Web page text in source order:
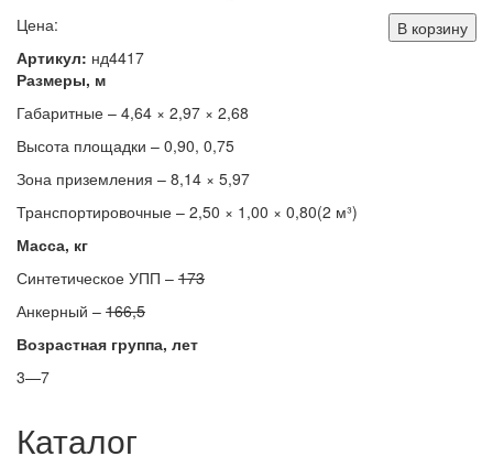
Цена:
В корзину
Артикул: нд4417
Размеры, м
Габаритные – 4,64 × 2,97 × 2,68
Высота площадки – 0,90, 0,75
Зона приземления – 8,14 × 5,97
Транспортировочные – 2,50 × 1,00 × 0,80(2 м³)
Масса, кг
Синтетическое УПП – 173
Анкерный – 166,5
Возрастная группа, лет
3—7
Каталог